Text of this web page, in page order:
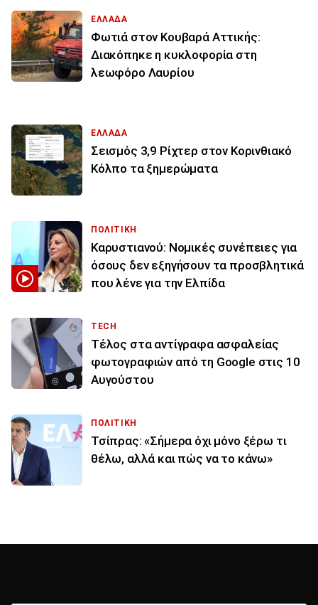
ΕΛΛΑΔΑ
Φωτιά στον Κουβαρά Αττικής:
Διακόπηκε η κυκλοφορία στη
λεωφόρο Λαυρίου
ΕΛΛΑΔΑ
Σεισμός 3,9 Ρίχτερ στον Κορινθιακό
Κόλπο τα ξημερώματα
ΠΟΛΙΤΙΚΗ
Καρυστιανού: Νομικές συνέπειες για
όσους δεν εξηγήσουν τα προσβλητικά
που λένε για την Ελπίδα
TECH
Τέλος στα αντίγραφα ασφαλείας
φωτογραφιών από τη Google στις 10
Αυγούστου
ΠΟΛΙΤΙΚΗ
Τσίπρας: «Σήμερα όχι μόνο ξέρω τι
θέλω, αλλά και πώς να το κάνω»